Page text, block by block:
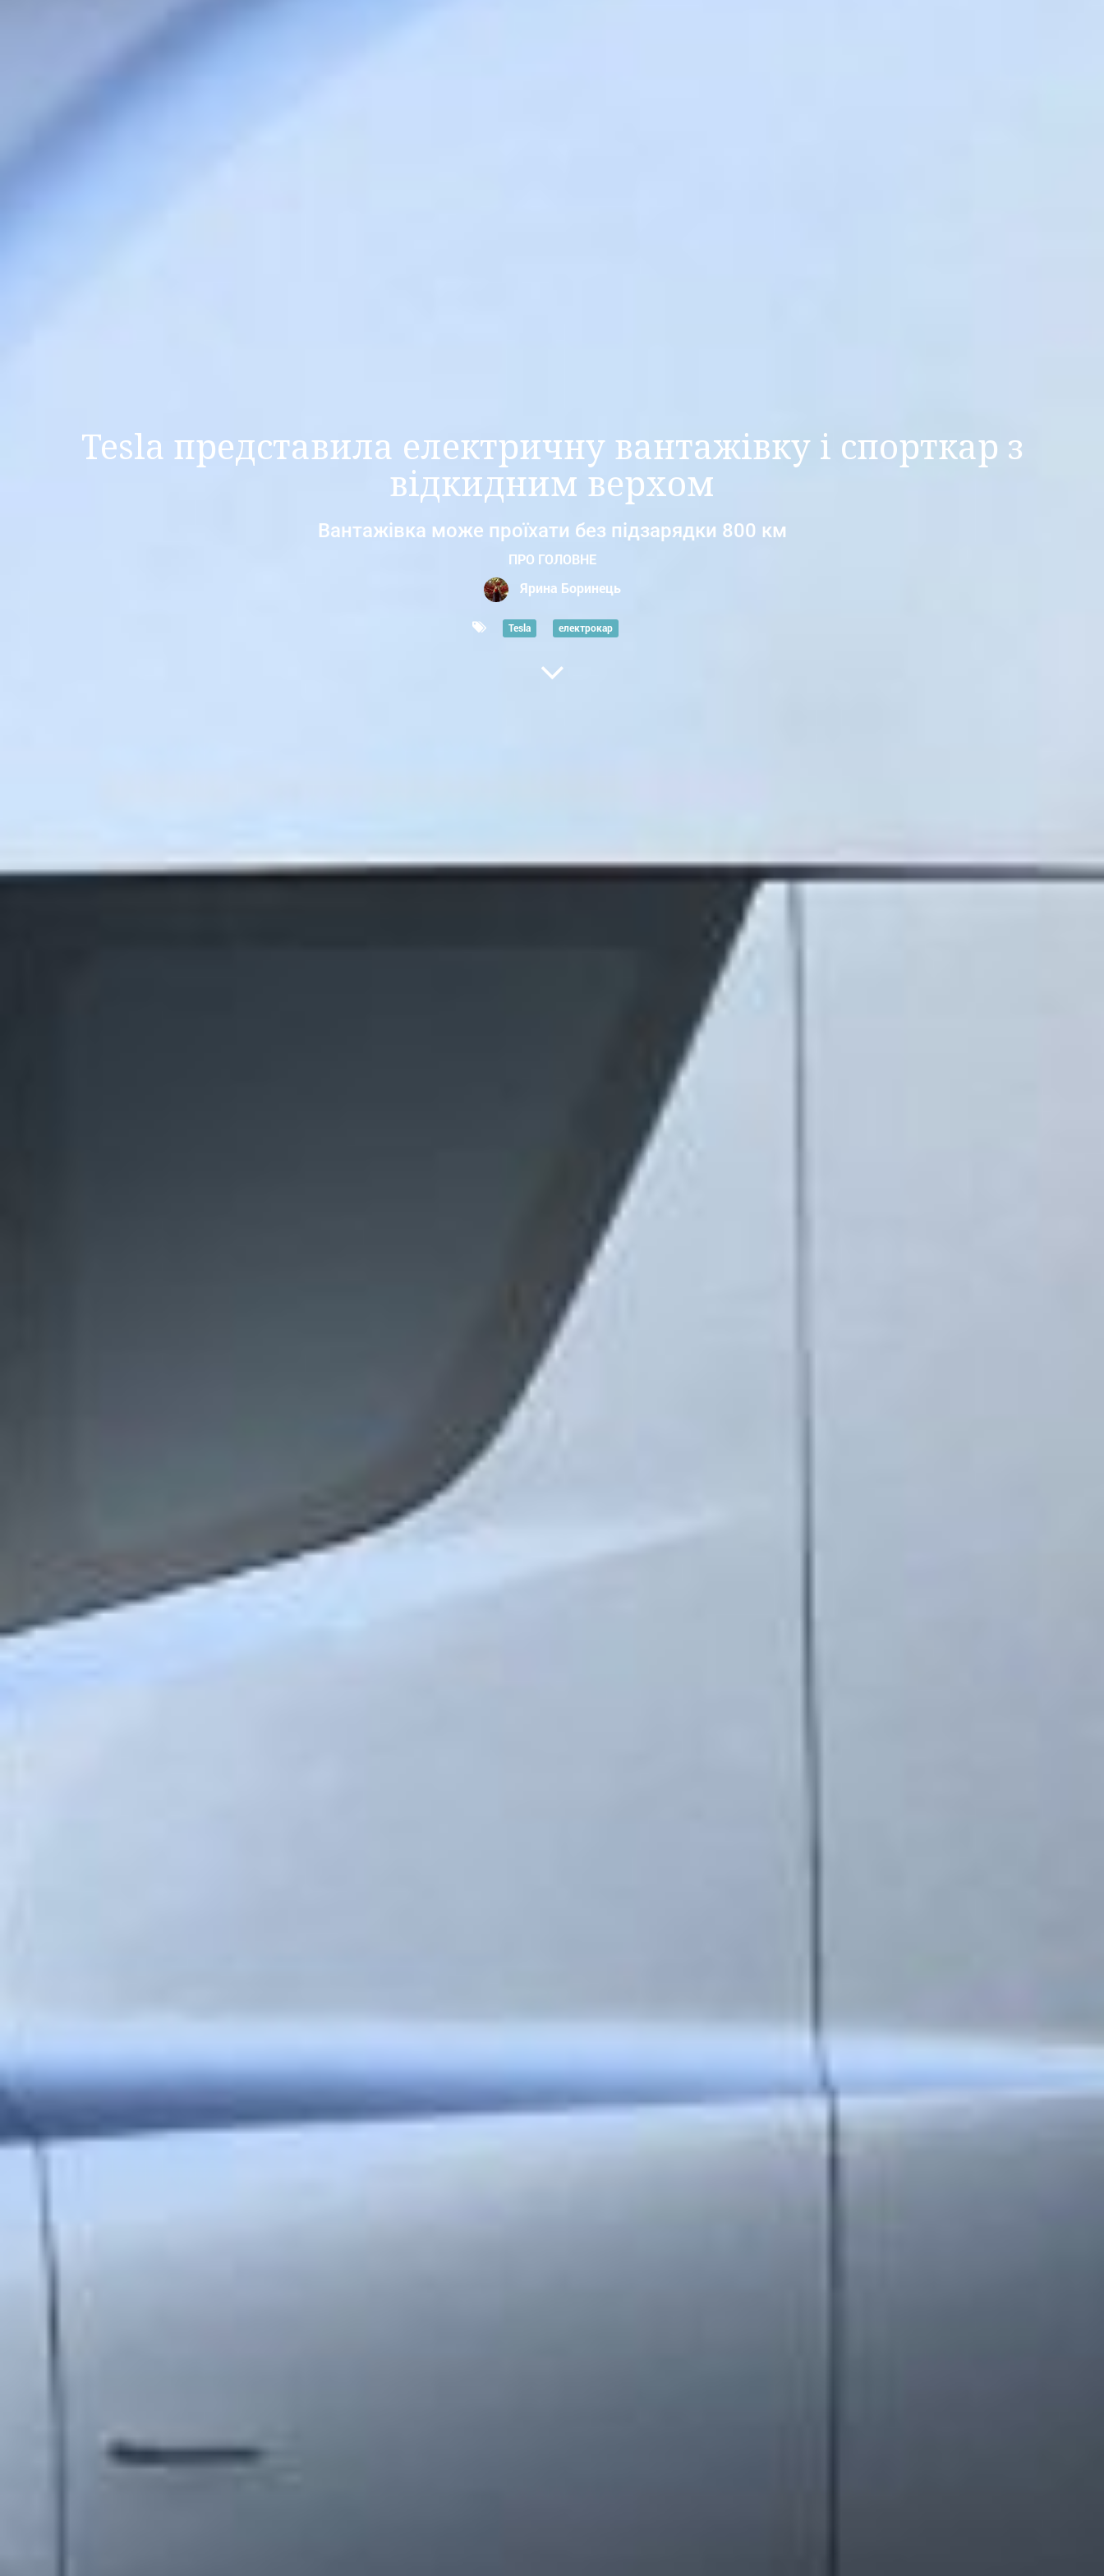
Tesla представила електричну вантажівку і спорткар з
відкидним верхом
Вантажівка може проїхати без підзарядки 800 км
ПРО ГОЛОВНЕ
Ярина Боринець
Tesla електрокар